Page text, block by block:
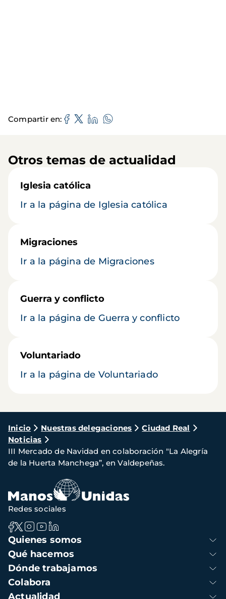
Compartir en
Otros temas de actualidad
Iglesia católica
Ir a la página de Iglesia católica
Migraciones
Ir a la página de Migraciones
Guerra y conflicto
Ir a la página de Guerra y conflicto
Voluntariado
Ir a la página de Voluntariado
Ruta
de
navegación
Inicio Nuestras delegaciones
Ciudad Real
Noticias
III Mercado de Navidad en colaboración "La Alegría
de la Huerta Manchega”, en Valdepeñas.
Navegación
principal
Quienes somos
Qué hacemos
Dónde trabajamos
Colabora
Actualidad
Redes sociales